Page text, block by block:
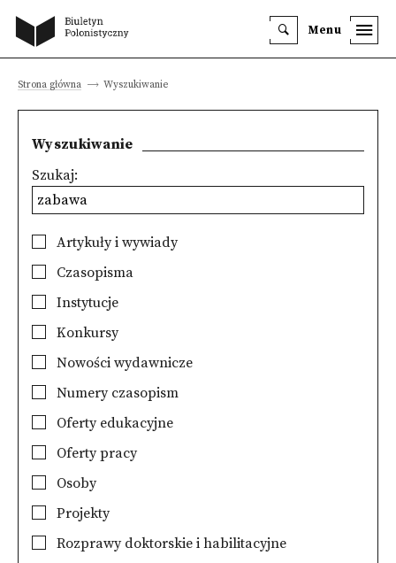
Menu
Strona główna Wyszukiwanie
Wyszukiwanie
Szukaj:
Artykuły i wywiady
Czasopisma
Instytucje
Konkursy
Nowości wydawnicze
Numery czasopism
Oferty edukacyjne
Oferty pracy
Osoby
Projekty
Rozprawy doktorskie i habilitacyjne